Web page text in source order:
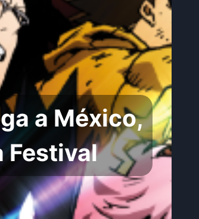
a México,
Festival